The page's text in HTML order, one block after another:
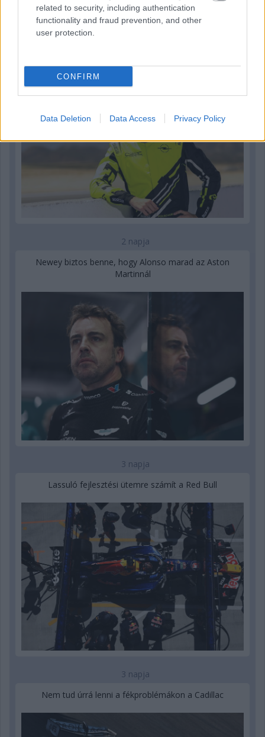
related to security, including authentication
functionality and fraud prevention, and other
user protection.
CONFIRM
Data Deletion Data Access Privacy Policy
Újabb korábbi F2-es bajnok folytatja a Formula-E-ben
2 napja
Newey biztos benne, hogy Alonso marad az Aston
Martinnál
3 napja
Lassuló fejlesztési ütemre számít a Red Bull
3 napja
Nem tud úrrá lenni a fékproblémákon a Cadillac